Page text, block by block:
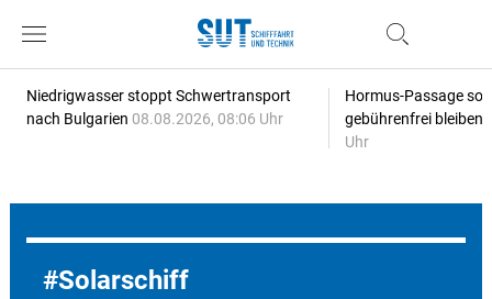
Niedrigwasser stoppt Schwertransport
nach Bulgarien 08.08.2026, 08:06 Uhr
Hormus-Passage
gebührenfrei bleiben
Uhr
Solarschiff